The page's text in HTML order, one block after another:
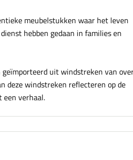
meubelstukken waar het leven
hebben gedaan in families en
uit windstreken van
deze windstreken reflecteren op de
een verhaal.